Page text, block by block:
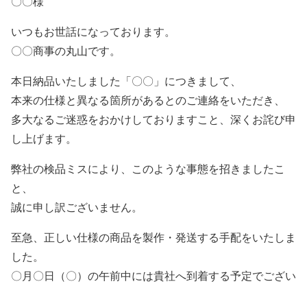
いつもお世話になっております。
〇〇商事の丸山です。
本日納品いたしました「〇〇」につきまして、
本来の仕様と異なる箇所があるとのご連絡をいただき、
多大なるご迷惑をおかけしておりますこと、深くお詫び申
し上げます。
弊社の検品ミスにより、このような事態を招きましたこ
と、
誠に申し訳ございません。
至急、正しい仕様の商品を製作・発送する手配をいたしま
した。
〇月〇日（〇）の午前中には貴社へ到着する予定でござい